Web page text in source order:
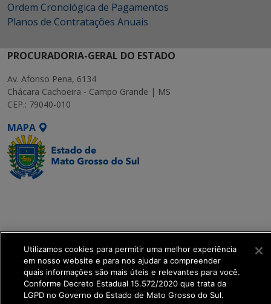
Ordem Cronológica de Pagamentos
Planos de Contratações Anuais
PROCURADORIA-GERAL DO ESTADO
Av. Afonso Pena, 6134
Chácara Cachoeira - Campo Grande | MS
CEP.: 79040-010
MAPA
get_footer();
Utilizamos cookies para permitir uma melhor experiência
em nosso website e para nos ajudar a compreender
quais informações são mais úteis e relevantes para você.
Conforme Decreto Estadual 15.572/2020 que trata da
LGPD no Governo do Estado de Mato Grosso do Sul.